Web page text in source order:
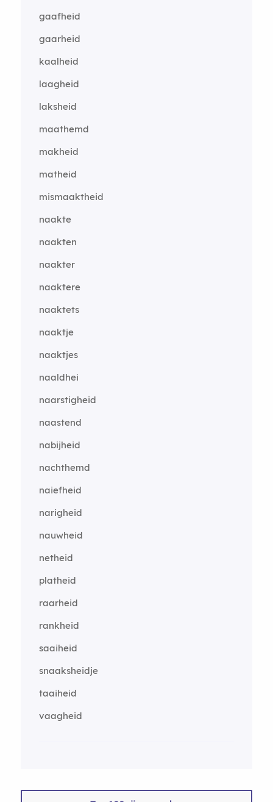
gaafheid
gaarheid
kaalheid
laagheid
laksheid
maathemd
makheid
matheid
mismaaktheid
naakte
naakten
naakter
naaktere
naaktets
naaktje
naaktjes
naaldhei
naarstigheid
naastend
nabijheid
nachthemd
naiefheid
narigheid
nauwheid
netheid
platheid
raarheid
rankheid
saaiheid
snaaksheidje
taaiheid
vaagheid